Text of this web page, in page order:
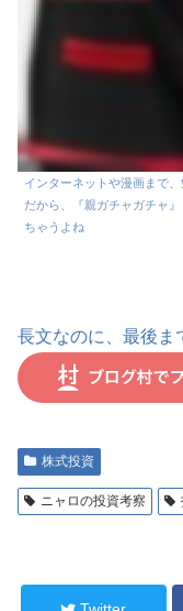
インターネットや漫画まで
だから、『親ガチャガチャ
ちゃうよね
長文なのに、最後ま
株式投資
ニャロの投資考察